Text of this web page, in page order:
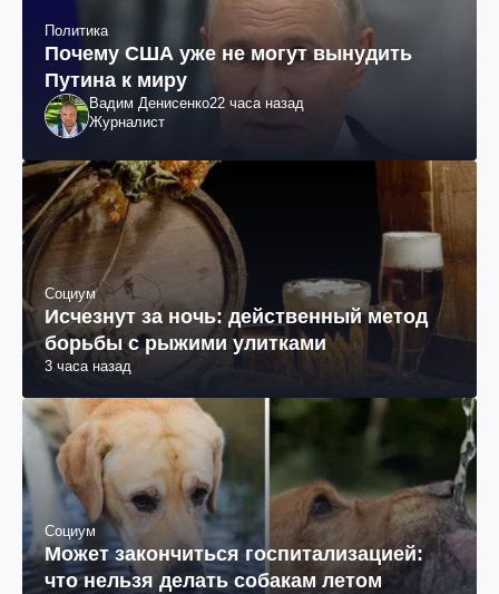
Политика
Почему США уже не могут вынудить
Путина к миру
Вадим Денисенко22 часа назад
Журналист
Социум
Исчезнут за ночь: действенный метод
борьбы с рыжими улитками
3 часа назад
Социум
Может закончиться госпитализацией:
что нельзя делать собакам летом